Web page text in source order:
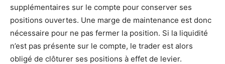
supplémentaires sur le compte pour conserver ses
positions ouvertes. Une marge de maintenance est donc
nécessaire pour ne pas fermer la position. Si la liquidité
n’est pas présente sur le compte, le trader est alors
obligé de clôturer ses positions à effet de levier.